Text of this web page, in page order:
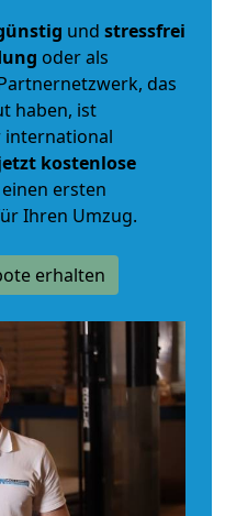
und stressfrei
oder als
das
haben, ist
international
kostenlose
ersten
Ihren Umzug.
erhalten